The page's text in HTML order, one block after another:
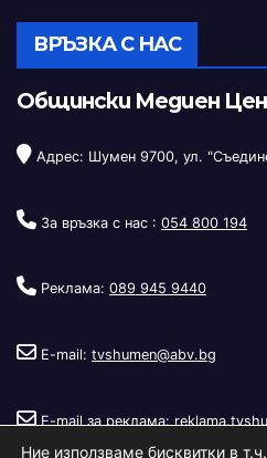
ВРЪЗКА С НАС
Общински Медиен
Адрес: Шумен 9700, ул.
За връзка с нас : 054 800 194
Реклама: 089 945 9440
E-mail: tvshumen@abv.bg
E-mail за реклама:
Ние използваме бисквитки в